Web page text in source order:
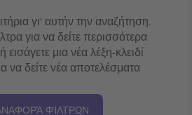
γι' αυτήν την αναζήτηση.
για να δείτε περισσότερα
μια νέα λέξη-κλειδί
να δείτε νέα αποτελέσματα
ΦΊΛΤΡΩΝ